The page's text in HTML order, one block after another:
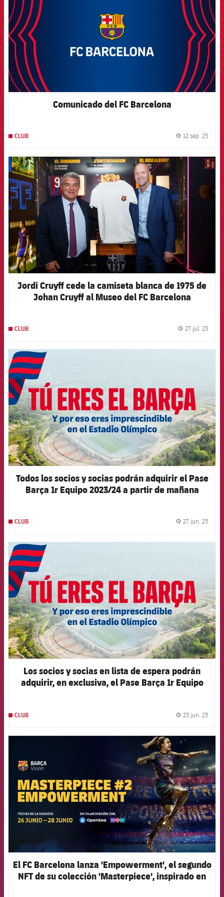
Comunicado del FC Barcelona
CLUB 12 sep. 23
FCB Barcelona badge
Jordi Cruyff cede la camiseta blanca de 1975 de
Johan Cruyff al Museo del FC Barcelona
CLUB 27 jul. 23
Todos los socios y socias podrán adquirir el Pase
Barça 1r Equipo 2023/24 a partir de mañana
CLUB 27 jun. 23
Los socios y socias en lista de espera podrán
adquirir, en exclusiva, el Pase Barça 1r Equipo
CLUB 23 jun. 23
FCB Barcelona badge
El FC Barcelona lanza 'Empowerment', el segundo
NFT de su colección 'Masterpiece', inspirado en